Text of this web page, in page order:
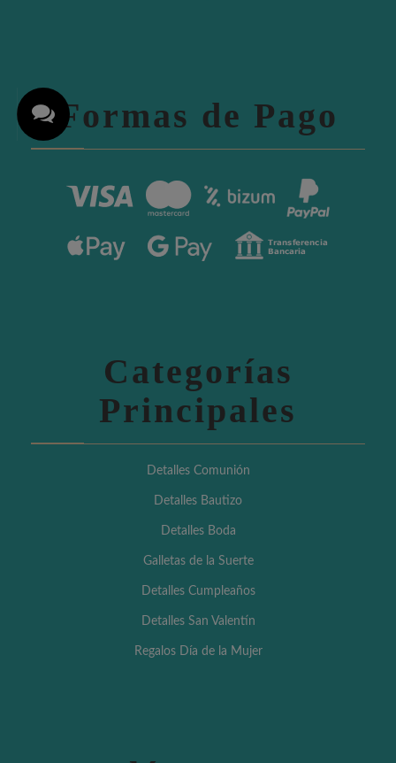
Formas de Pago
Categorías
Principales
Detalles Comunión
Detalles Bautizo
Detalles Boda
Galletas de la Suerte
Detalles Cumpleaños
Detalles San Valentín
Regalos Día de la Mujer